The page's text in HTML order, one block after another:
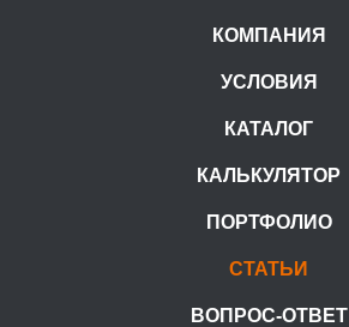
КОМПАНИЯ
УСЛОВИЯ
КАТАЛОГ
КАЛЬКУЛЯТОР
ПОРТФОЛИО
СТАТЬИ
ВОПРОС-ОТВЕТ